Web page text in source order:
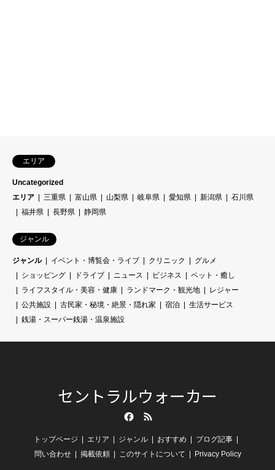
エリア
Uncategorized
エリア
三重県 富山県 山梨県 岐阜県 愛知県 新潟県
石川県
福井県
長野県 静岡県
ジャンル
ジャンル イベント・博覧会・ライブ クリニック
グルメ
ショッピング
ドライブ ニュース ビジネス
ペット・癒し
ライフスタイル・美容・健康
ランドマーク・観光地
レジャー
公共施設
古民家・秘境・絶景・隠れ家 宿泊
生活サービス
銭湯・スーパー銭湯・温泉施設
セントラルウォーカー
トップページ エリア ジャンル おすすめ
ブログ記事
問い合わせ
掲載依頼 このサイトについて Privacy Policy